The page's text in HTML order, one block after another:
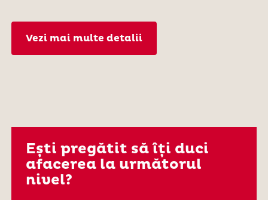
Vezi mai multe detalii
Ești pregătit să îți duci
afacerea la următorul
nivel?